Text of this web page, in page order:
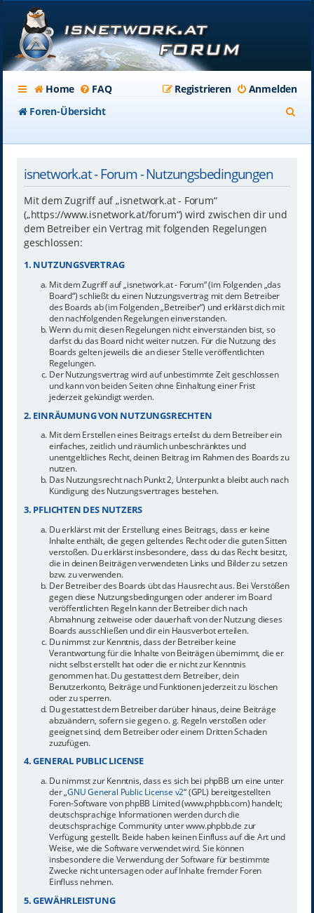
Home FAQ Anmelden
Registrieren
Foren-Übersicht
isnetwork.at - Forum - Nutzungsbedingungen
Mit dem Zugriff auf „isnetwork.at - Forum“
(„https://www.isnetwork.at/forum“) wird zwischen dir und
dem Betreiber ein Vertrag mit folgenden Regelungen
geschlossen:
1. NUTZUNGSVERTRAG
Mit dem Zugriff auf „isnetwork.at - Forum“ (im Folgenden „das
Board“) schließt du einen Nutzungsvertrag mit dem Betreiber
des Boards ab (im Folgenden „Betreiber“) und erklärst dich mit
den nachfolgenden Regelungen einverstanden.
Wenn du mit diesen Regelungen nicht einverstanden bist, so
darfst du das Board nicht weiter nutzen. Für die Nutzung des
Boards gelten jeweils die an dieser Stelle veröffentlichten
Regelungen.
Der Nutzungsvertrag wird auf unbestimmte Zeit geschlossen
und kann von beiden Seiten ohne Einhaltung einer Frist
jederzeit gekündigt werden.
2. EINRÄUMUNG VON NUTZUNGSRECHTEN
Mit dem Erstellen eines Beitrags erteilst du dem Betreiber ein
einfaches, zeitlich und räumlich unbeschränktes und
unentgeltliches Recht, deinen Beitrag im Rahmen des Boards zu
nutzen.
Das Nutzungsrecht nach Punkt 2, Unterpunkt a bleibt auch nach
Kündigung des Nutzungsvertrages bestehen.
3. PFLICHTEN DES NUTZERS
Du erklärst mit der Erstellung eines Beitrags, dass er keine
Inhalte enthält, die gegen geltendes Recht oder die guten Sitten
verstoßen. Du erklärst insbesondere, dass du das Recht besitzt,
die in deinen Beiträgen verwendeten Links und Bilder zu setzen
bzw. zu verwenden.
Der Betreiber des Boards übt das Hausrecht aus. Bei Verstößen
gegen diese Nutzungsbedingungen oder anderer im Board
veröffentlichten Regeln kann der Betreiber dich nach
Abmahnung zeitweise oder dauerhaft von der Nutzung dieses
Boards ausschließen und dir ein Hausverbot erteilen.
Du nimmst zur Kenntnis, dass der Betreiber keine
Verantwortung für die Inhalte von Beiträgen übernimmt, die er
nicht selbst erstellt hat oder die er nicht zur Kenntnis
genommen hat. Du gestattest dem Betreiber, dein
Benutzerkonto, Beiträge und Funktionen jederzeit zu löschen
oder zu sperren.
Du gestattest dem Betreiber darüber hinaus, deine Beiträge
abzuändern, sofern sie gegen o. g. Regeln verstoßen oder
geeignet sind, dem Betreiber oder einem Dritten Schaden
zuzufügen.
4. GENERAL PUBLIC LICENSE
Du nimmst zur Kenntnis, dass es sich bei phpBB um eine unter
der „GNU General Public License v2“ (GPL) bereitgestellten
Foren-Software von phpBB Limited (www.phpbb.com) handelt;
deutschsprachige Informationen werden durch die
deutschsprachige Community unter www.phpbb.de zur
Verfügung gestellt. Beide haben keinen Einfluss auf die Art und
Weise, wie die Software verwendet wird. Sie können
insbesondere die Verwendung der Software für bestimmte
Zwecke nicht untersagen oder auf Inhalte fremder Foren
Einfluss nehmen.
5. GEWÄHRLEISTUNG